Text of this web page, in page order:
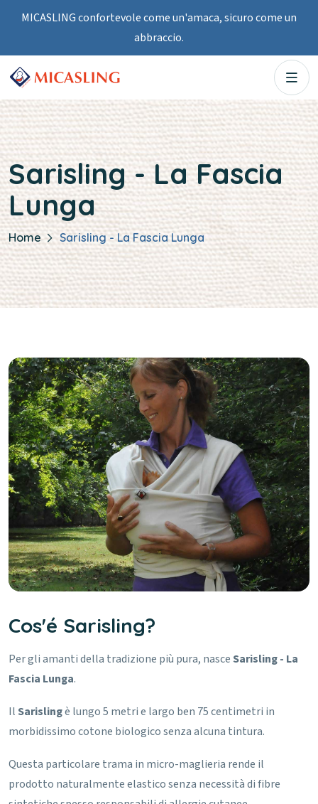
MICASLING confortevole come un'amaca, sicuro come un
abbraccio.
Sarisling - La Fascia
Lunga
Home Sarisling - La Fascia Lunga
Cos'é Sarisling?
Per gli amanti della tradizione più pura, nasceSarisling - La
Fascia Lunga.
IlSarislingè lungo 5 metri e largo ben 75 centimetri in
morbidissimo cotone biologico senza alcuna tintura.
Questa particolare trama in micro-maglieria rende il
prodotto naturalmente elastico senza necessità di fibre